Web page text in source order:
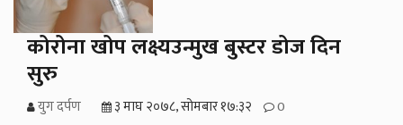
कोरोना खोप लक्ष्यउन्मुख बुस्टर डोज दिन
सुरु
युग दर्पण ३ माघ २०७८, सोमबार १७:३२ 0